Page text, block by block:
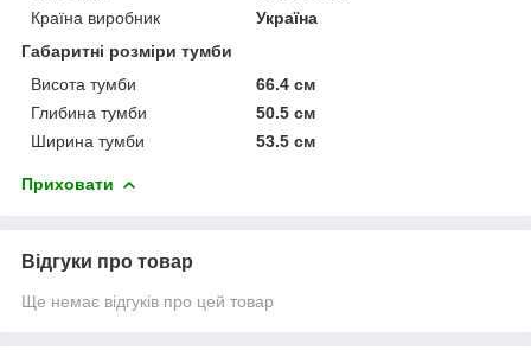
Країна виробник
Україна
Габаритні розміри тумби
Висота тумби
66.4 см
Глибина тумби
50.5 см
Ширина тумби
53.5 см
Приховати
Відгуки про товар
Ще немає відгуків про цей товар